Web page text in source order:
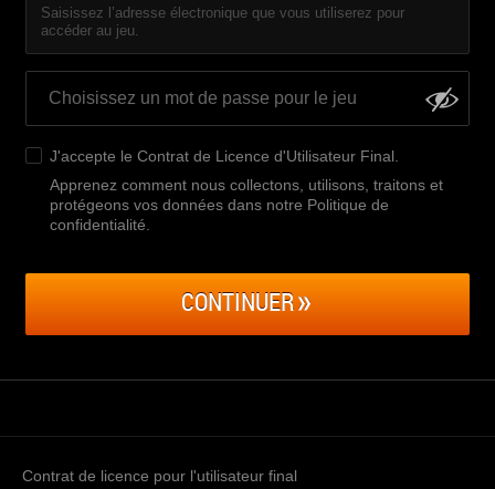
Saisissez l’adresse électronique que vous utiliserez pour
accéder au jeu.
J'accepte le Contrat de Licence d'Utilisateur Final
Apprenez comment nous collectons, utilisons, traitons et
protégeons vos données dans notre Politique de
confidentialité
CONTINUER
Contrat de licence pour l'utilisateur final